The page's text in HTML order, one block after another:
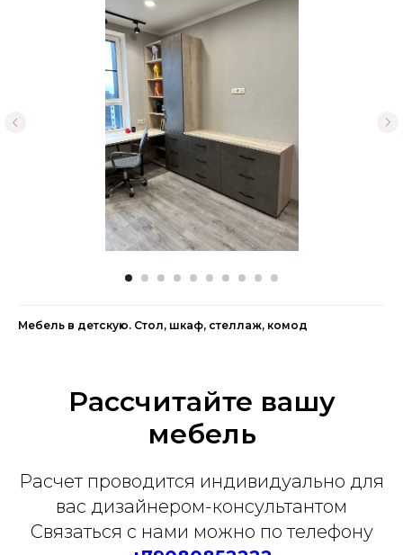
Мебель в детскую. Стол, шкаф, стеллаж, комод
Рассчитайте вашу
мебель
Расчет проводится индивидуально для
вас дизайнером-консультантом
Связаться с нами можно по телефону